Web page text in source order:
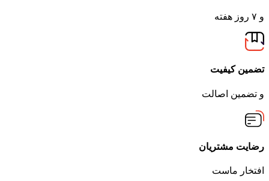
و ۷ روز هفته
تضمین کیفیت
و تضمین اصالت
رضایت مشتریان
افتخار ماست